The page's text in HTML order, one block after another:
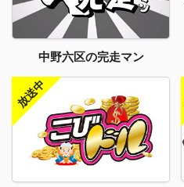
中野六区の完走マン